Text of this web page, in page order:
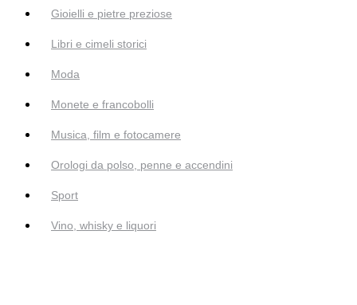
Gioielli e pietre preziose
Libri e cimeli storici
Moda
Monete e francobolli
Musica, film e fotocamere
Orologi da polso, penne e accendini
Sport
Vino, whisky e liquori